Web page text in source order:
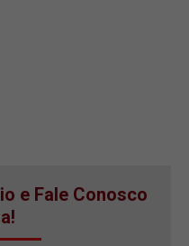
e Fale Conosco